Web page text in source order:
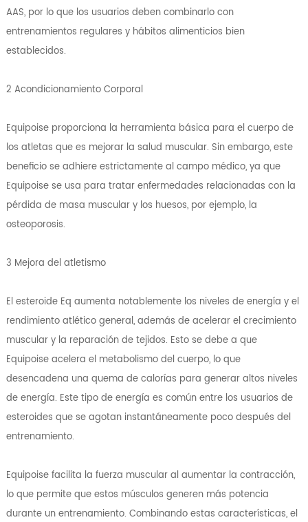
AAS, por lo que los usuarios deben combinarlo con
entrenamientos regulares y hábitos alimenticios bien
establecidos.
2 Acondicionamiento Corporal
Equipoise proporciona la herramienta básica para el cuerpo de
los atletas que es mejorar la salud muscular. Sin embargo, este
beneficio se adhiere estrictamente al campo médico, ya que
Equipoise se usa para tratar enfermedades relacionadas con la
pérdida de masa muscular y los huesos, por ejemplo, la
osteoporosis.
3 Mejora del atletismo
El esteroide Eq aumenta notablemente los niveles de energía y el
rendimiento atlético general, además de acelerar el crecimiento
muscular y la reparación de tejidos. Esto se debe a que
Equipoise acelera el metabolismo del cuerpo, lo que
desencadena una quema de calorías para generar altos niveles
de energía. Este tipo de energía es común entre los usuarios de
esteroides que se agotan instantáneamente poco después del
entrenamiento.
Equipoise facilita la fuerza muscular al aumentar la contracción,
lo que permite que estos músculos generen más potencia
durante un entrenamiento. Combinando estas características, el